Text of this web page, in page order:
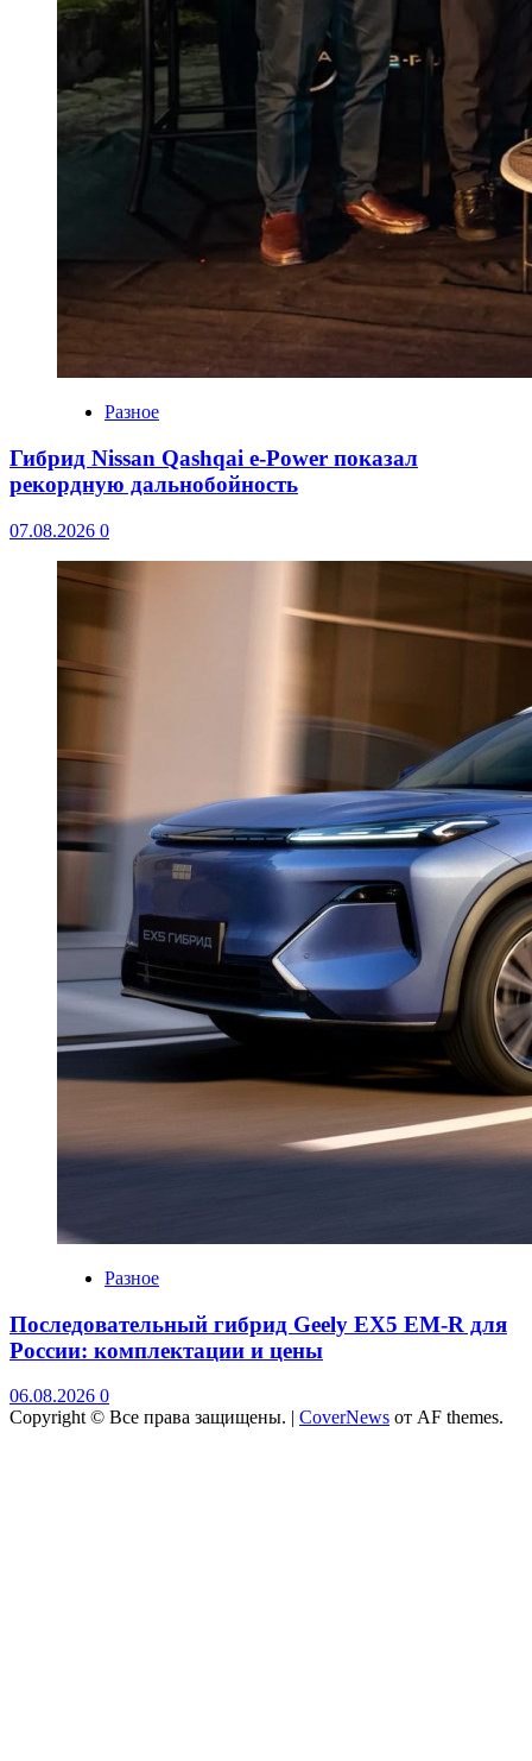
Разное
Гибрид Nissan Qashqai e-Power показал
рекордную дальнобойность
07.08.2026 0
Разное
Последовательный гибрид Geely EX5 EM-R для
России: комплектации и цены
06.08.2026 0
Copyright © Все права защищены. | CoverNews от AF themes.